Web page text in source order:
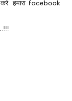
हमारा facebook
…!!!